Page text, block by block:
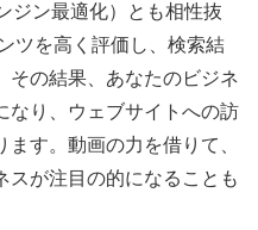
ジン最適化）とも相性抜
ツを高く評価し、検索結
その結果、あなたのビジネ
なり、ウェブサイトへの訪
す。動画の力を借りて、
スが注目の的になることも